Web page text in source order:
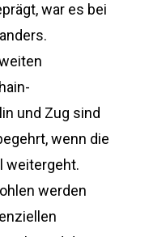
war es bei
und Zug sind
wenn die
weitergeht.
werden